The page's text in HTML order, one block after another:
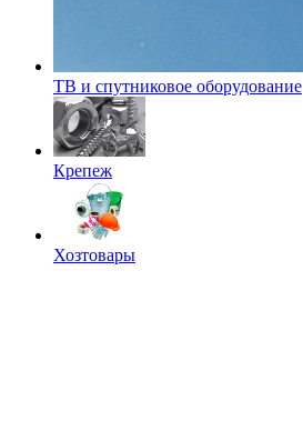
ТВ и спутниковое оборудование
Крепеж
Хозтовары